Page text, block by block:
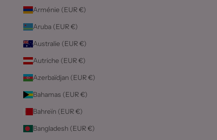
Arménie (EUR €)
Aruba (EUR €)
Australie (EUR €)
Autriche (EUR €)
Azerbaïdjan (EUR €)
Bahamas (EUR €)
Bahreïn (EUR €)
Bangladesh (EUR €)